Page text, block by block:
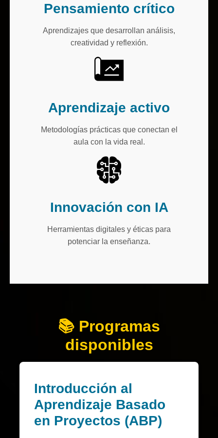
Pensamiento crítico
Aprendizajes que desarrollan análisis,
creatividad y reflexión.
Aprendizaje activo
Metodologías prácticas que conectan el
aula con la vida real.
Innovación con IA
Herramientas digitales y éticas para
potenciar la enseñanza.
📚 Programas
disponibles
Introducción al
Aprendizaje Basado
en Proyectos (ABP)